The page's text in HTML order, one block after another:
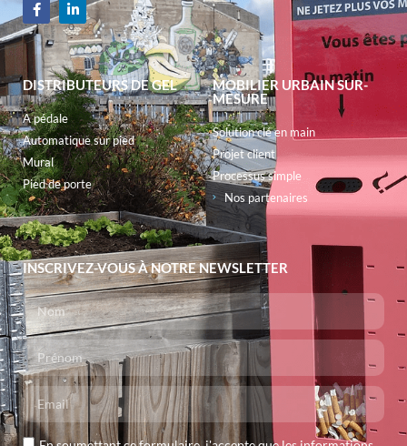
DISTRIBUTEURS DE GEL
A pédale
Automatique sur pied
Mural
Pied de porte
MOBILIER URBAIN SUR-
MESURE
Solution clé en main
Projet client
Processus simple
Nos partenaires
INSCRIVEZ-VOUS À NOTRE NEWSLETTER